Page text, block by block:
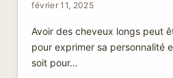
février 11, 2025
Avoir des cheveux longs peut
pour exprimer sa personnalité
soit pour…